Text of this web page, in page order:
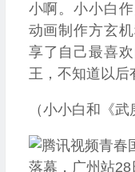
小啊。小小白
动画制作方玄
享了自己最喜
王，不知道以后
（小小白和《武